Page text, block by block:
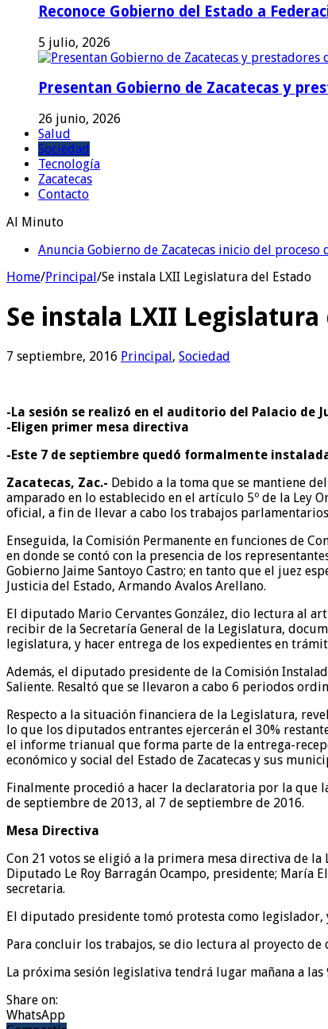
Reconoce Gobierno del Estado a
5 julio, 2026
Presentan Gobierno de Zacatecas y
26 junio, 2026
Salud
Sociedad
Tecnología
Zacatecas
Contacto
Al Minuto
Anuncia Gobierno de Zacatecas inicio del
Home/Principal/Se instala LXII Legislatura del Estado
Se instala LXII Legislatura
7 septiembre, 2016 Principal, Sociedad
-La sesión se realizó en el auditorio del Palacio de
-Eligen primer mesa directiva
-Este 7 de septiembre quedó formalmente
Zacatecas, Zac.- Debido a la toma que se mantiene
amparado en lo establecido en el artículo 5º de la Ley
oficial, a fin de llevar a cabo los trabajos
Enseguida, la Comisión Permanente en funciones de
en donde se contó con la presencia de los
Gobierno Jaime Santoyo Castro; en tanto que el juez
Justicia del Estado, Armando Avalos Arellano.
El diputado Mario Cervantes González, dio lectura al
recibir de la Secretaría General de la Legislatura,
legislatura, y hacer entrega de los expedientes en
Además, el diputado presidente de la Comisión
Saliente. Resaltó que se llevaron a cabo 6 periodos
Respecto a la situación financiera de la Legislatura,
lo que los diputados entrantes ejercerán el 30%
el informe trianual que forma parte de la entrega-
económico y social del Estado de Zacatecas y sus
Finalmente procedió a hacer la declaratoria por la que
de septiembre de 2013, al 7 de septiembre de 2016.
Mesa Directiva
Con 21 votos se eligió a la primera mesa directiva de
Diputado Le Roy Barragán Ocampo, presidente; María
secretaria.
El diputado presidente tomó protesta como
Para concluir los trabajos, se dio lectura al proyecto
La próxima sesión legislativa tendrá lugar mañana a las
Share on:
WhatsApp